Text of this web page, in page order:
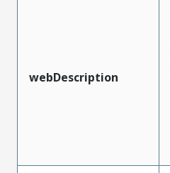
webDescription